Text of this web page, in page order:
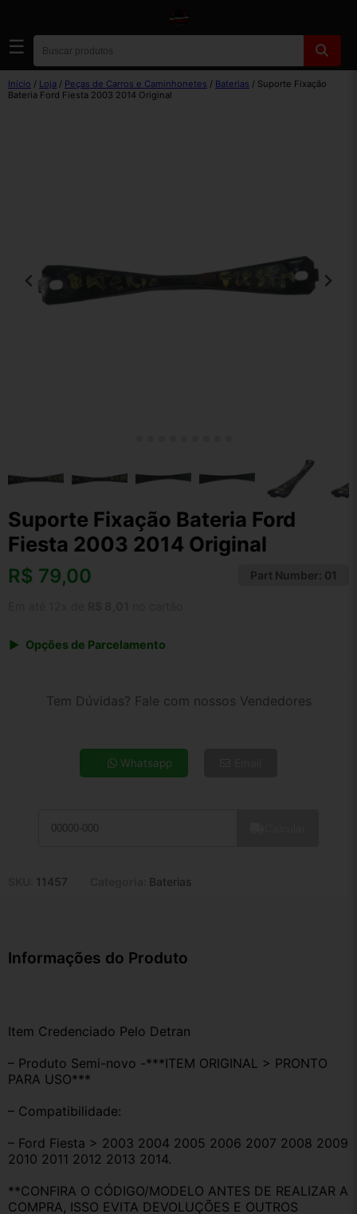
☰
Início / Loja / Peças de Carros e Caminhonetes / Baterias / Suporte Fixação
Bateria Ford Fiesta 2003 2014 Original
Suporte Fixação Bateria Ford
Fiesta 2003 2014 Original
R$ 79,00 Part Number: 01
Opções de Parcelamento
6x de R$ 14,96
9x de R$ 10,33
Tem Dúvidas? Fale com nossos Vendedores
Whatsapp
11457 Baterias
Informações do Produto
Item Credenciado Pelo Detran
– Produto Semi-novo -***ITEM ORIGINAL > PRONTO
PARA USO***
– Compatibilidade:
– Ford Fiesta > 2003 2004 2005 2006 2007 2008 2009
2010 2011 2012 2013 2014.
**CONFIRA O CÓDIGO/MODELO ANTES DE REALIZAR A
COMPRA, ISSO EVITA DEVOLUÇÕES E OUTROS